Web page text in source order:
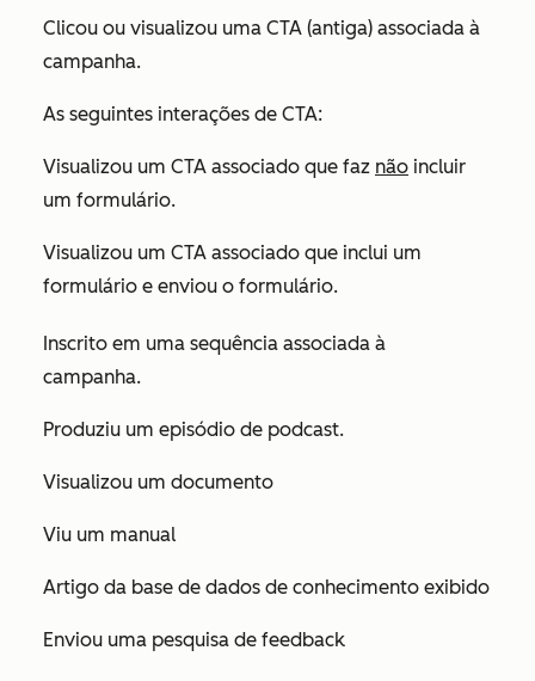
Clicou ou visualizou uma CTA (antiga) associada à
campanha.
As seguintes interações de CTA:
Visualizou um CTA associado que faz não incluir
um formulário.
Visualizou um CTA associado que inclui um
formulário e enviou o formulário.
Inscrito em uma sequência associada à
campanha.
Produziu um episódio de podcast.
Visualizou um documento
Viu um manual
Artigo da base de dados de conhecimento exibido
Enviou uma pesquisa de feedback